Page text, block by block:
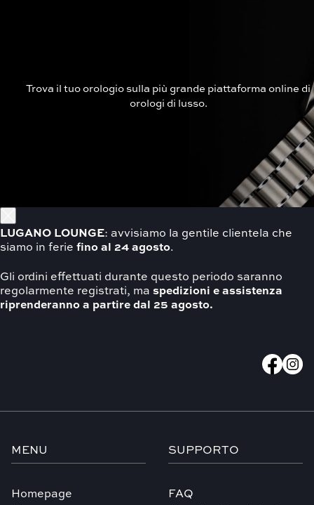
Trova il tuo orologio sulla più grande piattaforma online di
orologi di lusso.
LUGANO LOUNGE: avvisiamo la gentile clientela che
siamo in ferie fino al 24 agosto.
Gli ordini effettuati durante questo periodo saranno
regolarmente registrati, ma spedizioni e assistenza
riprenderanno a partire dal 25 agosto.
MENU
Homepage
SUPPORTO
FAQ